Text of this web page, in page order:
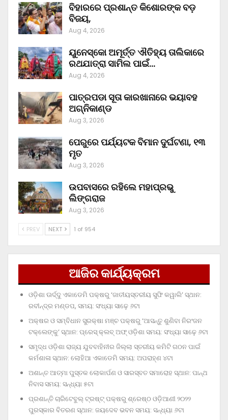
ବିହାରରେ ପ୍ରଶାନ୍ତ କିଶୋରଙ୍କ ବଡ଼
ବିଜୟ,
Aug 4, 2026
ୟୁନେସ୍କୋ ଅମୂର୍ତ୍ତ ଐତିହ୍ୟ ତାଲିକାରେ
ରଥଯାତ୍ରା ସାମିଲ ପାଇଁ…
Aug 4, 2026
ପାତ୍ରପଡା ସୂତା କାରଖାନାରେ ଭୟାବହ
ଅଗ୍ନିକାଣ୍ଡ
Aug 3, 2026
ପେରୁରେ ପର୍ଯ୍ୟଟକ ବିମାନ ଦୁର୍ଘଟଣା, ୧୩
ମୃତ
Aug 3, 2026
ଉପବାସରେ ରହିଲେ ମହାପ୍ରଭୁ
ଲିଙ୍ଗରାଜ
Aug 3, 2026
PREV NEXT 1 of 954
ଆଜିର କାର୍ଯ୍ୟକ୍ରମ
ଓଡ଼ିଶା ଊର୍ଦ୍ଦୁ ଏକାଡେମି ପକ୍ଷରୁ ‘ଜାତୀୟସ୍ତରୀୟ ସୁଫି କୱାଲି’ ସ୍ଥାନ:
ରବୀନ୍ଦ୍ର ମଣ୍ଡପ, ସମୟ: ସଂଧ୍ୟା ସାଢ଼େ ୬ଟା
ଅକ୍ଷର ଓ ସମ୍ବିଧାନ ସୁରକ୍ଷା ମଞ୍ଚ ପକ୍ଷରୁ ‘ଆସନ୍ତୁ ଶୁଣିବା ନିରଂଜନ
ଟକ୍‌ଲେଙ୍କୁ’ ସ୍ଥାନ: ପ୍ରେସ୍‌ କ୍ଲବ୍‌ ଅଫ୍‌ ଓଡ଼ିଶା ସମୟ: ସଂଧ୍ୟା ସାଢ଼େ ୬ଟା
ସମୃଦ୍ଧ ଓଡ଼ିଶା ରାଜ୍ୟ ଯୁବବାହିନୀର ଜିଲ୍ଲା ସ୍ତରୀୟ କମିଟି ଗଠନ ପାଇଁ
କର୍ମଶାଳା ସ୍ଥାନ: ଲୋହିଆ ଏକାଡେମି ସମୟ: ଅପରାହ୍‌ଣ ୪ଟା
ଅଶାନ୍ତ ଆତ୍ମା ପୁସ୍ତକ ଲୋକାର୍ପଣ ଓ ସାରସ୍ବତ ସମାରୋହ ସ୍ଥାନ: ପାନ୍ଥ
ନିବାସ ସମୟ: ସନ୍ଧ୍ୟା ୫ଟା
ପ୍ରଶାନ୍ତି ଚାରିଟେବୁଲ୍‌ ଟ୍ରଷ୍ଟ୍‌ ପକ୍ଷରୁ ଶ୍ରେଷ୍ଠ ଓଡ଼ିଆଣୀ ୨୦୨୨
ପୁରସ୍କାର ବିତରଣ ସ୍ଥାନ: ଜୟଦେବ ଭବନ ସମୟ: ସନ୍ଧ୍ୟା ୬ଟା